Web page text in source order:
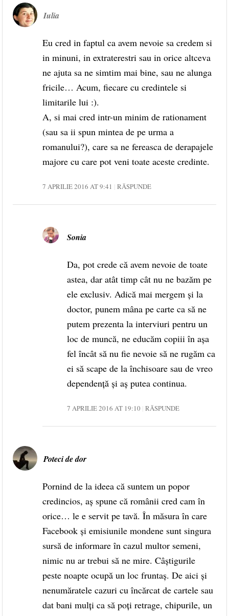
Iulia
Eu cred in faptul ca avem nevoie sa credem si
in minuni, in extraterestri sau in orice altceva
ne ajuta sa ne simtim mai bine, sau ne alunga
fricile… Acum, fiecare cu credintele si
limitarile lui :).
A, si mai cred intr-un minim de rationament
(sau sa ii spun mintea de pe urma a
romanului?), care sa ne fereasca de derapajele
majore cu care pot veni toate aceste credinte.
7 APRILIE 2016 AT 9:41 RĂSPUNDE
Sonia
Da, pot crede că avem nevoie de toate
astea, dar atât timp cât nu ne bazăm pe
ele exclusiv. Adică mai mergem și la
doctor, punem mâna pe carte ca să ne
putem prezenta la interviuri pentru un
loc de muncă, ne educăm copiii în așa
fel încât să nu fie nevoie să ne rugăm ca
ei să scape de la închisoare sau de vreo
dependență și aș putea continua.
7 APRILIE 2016 AT 19:10 RĂSPUNDE
Poteci de dor
Pornind de la ideea că suntem un popor
credincios, aş spune că românii cred cam în
orice… le e servit pe tavă. În măsura în care
Facebook şi emisiunile mondene sunt singura
sursă de informare în cazul multor semeni,
nimic nu ar trebui să ne mire. Câştigurile
peste noapte ocupă un loc fruntaş. De aici şi
nenumăratele cazuri cu încărcat de cartele sau
dat bani mulţi ca să poţi retrage, chipurile, un